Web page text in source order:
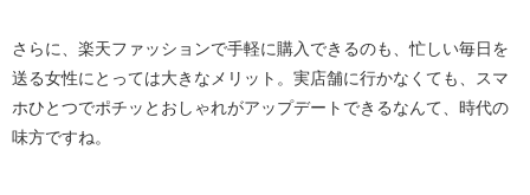
さらに、楽天ファッションで手軽に購入できるのも、忙しい毎日を
送る女性にとっては大きなメリット。実店舗に行かなくても、スマ
ホひとつでポチッとおしゃれがアップデートできるなんて、時代の
味方ですね。